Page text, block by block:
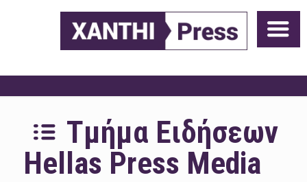
Τμήμα Ειδήσεων
Hellas Press Media